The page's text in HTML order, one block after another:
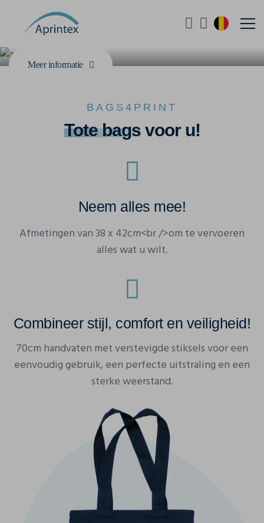
Bags4Print!
Meer informatie
BAGS4PRINT
Tote bagsvoor u!
Neem alles mee!
Afmetingen van 38 x 42cm<br />om te vervoeren
alles wat u wilt.
Combineer stijl, comfort en veiligheid!
70cm handvaten met verstevigde stiksels voor een
eenvoudig gebruik, een perfecte uitstraling en een
sterke weerstand.